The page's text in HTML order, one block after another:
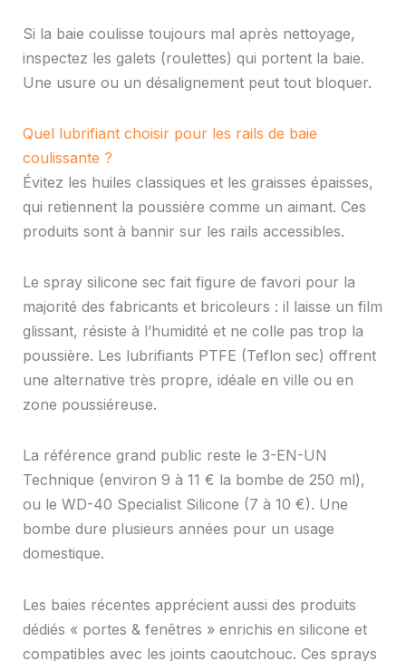
Si la baie coulisse toujours mal après nettoyage,
inspectez les galets (roulettes) qui portent la baie.
Une usure ou un désalignement peut tout bloquer.
Quel lubrifiant choisir pour les rails de baie
coulissante ?
Évitez les huiles classiques et les graisses épaisses,
qui retiennent la poussière comme un aimant. Ces
produits sont à bannir sur les rails accessibles.
Le spray silicone sec fait figure de favori pour la
majorité des fabricants et bricoleurs : il laisse un film
glissant, résiste à l’humidité et ne colle pas trop la
poussière. Les lubrifiants PTFE (Teflon sec) offrent
une alternative très propre, idéale en ville ou en
zone poussiéreuse.
La référence grand public reste le 3-EN-UN
Technique (environ 9 à 11 € la bombe de 250 ml),
ou le WD-40 Specialist Silicone (7 à 10 €). Une
bombe dure plusieurs années pour un usage
domestique.
Les baies récentes apprécient aussi des produits
dédiés « portes & fenêtres » enrichis en silicone et
compatibles avec les joints caoutchouc. Ces sprays